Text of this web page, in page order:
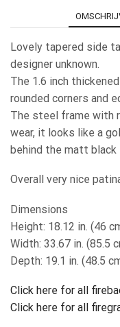
Lovely tapered side
designer unknown.
The 1.6 inch
rounded corners and
The steel frame with
wear, it looks like a
behind the matt black
Overall very nice
Dimensions
Height: 18.12 in. (46
Width: 33.67 in. (85.5
Depth: 19.1 in. (48.5
Click here for all
Click here for all